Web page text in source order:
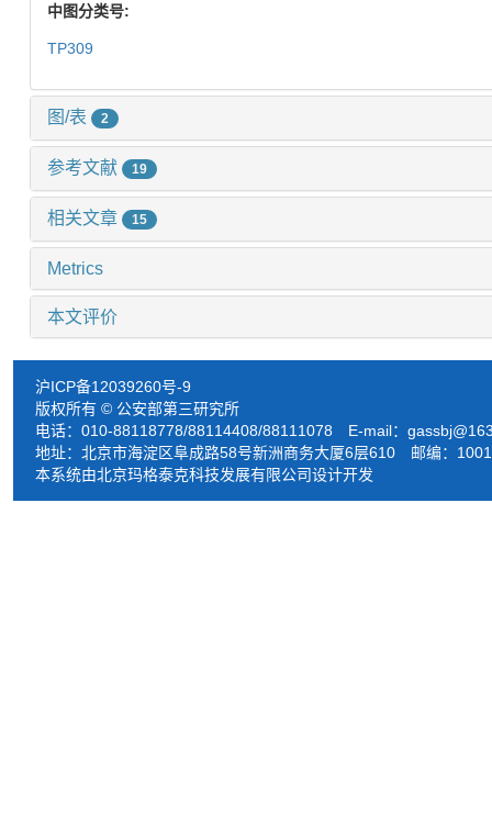
中图分类号:
TP309
图/表 2
参考文献 19
相关文章 15
Metrics
本文评价
沪ICP备12039260号-9
版权所有 © 公安部第三研究所
电话：010-88118778/88114408/88111078 E-mail：
地址：北京市海淀区阜成路58号新洲商务大厦6层610 邮编：
本系统由北京玛格泰克科技发展有限公司设计开发